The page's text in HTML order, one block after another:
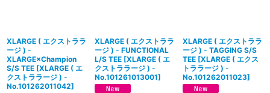
XLARGE ( エクストララ
ージ ) -
XLARGE×Champion
S/S TEE [XLARGE ( エ
クストララージ ) -
No.101262011042]
XLARGE ( エクストララ
ージ ) - FUNCTIONAL
L/S TEE [XLARGE ( エ
クストララージ ) -
No.101261013001]
XLARGE ( エクストララ
ージ ) - TAGGING S/S
TEE [XLARGE ( エクス
トララージ ) -
No.101262011023]